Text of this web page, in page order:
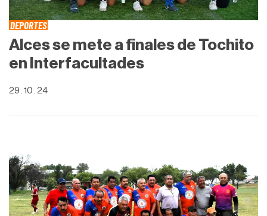
DEPORTES
Alces se mete a finales de Tochito
en Interfacultades
29 . 10 . 24